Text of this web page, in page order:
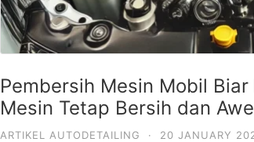
Pembersih Mesin Mobil
Mesin Tetap Bersih dan
ARTIKEL AUTODETAILING · 20 JANUARY